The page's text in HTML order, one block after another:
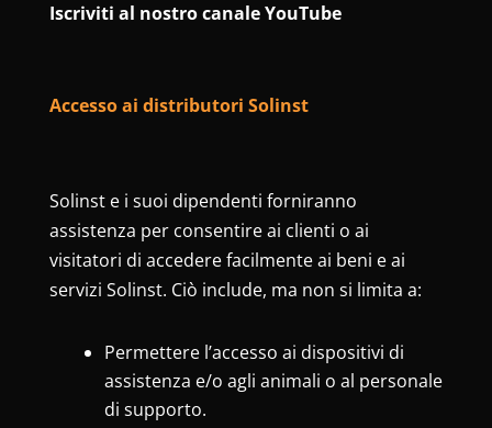
Iscriviti al nostro canale YouTube
Accesso ai distributori Solinst
Solinst e i suoi dipendenti forniranno
assistenza per consentire ai clienti o ai
visitatori di accedere facilmente ai beni e ai
servizi Solinst. Ciò include, ma non si limita a:
Permettere l’accesso ai dispositivi di
assistenza e/o agli animali o al personale
di supporto.